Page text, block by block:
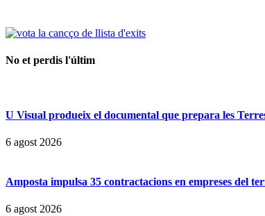
No et perdis l'últim
U Visual produeix el documental que prepara les
6 agost 2026
Amposta impulsa 35 contractacions en empreses del
6 agost 2026